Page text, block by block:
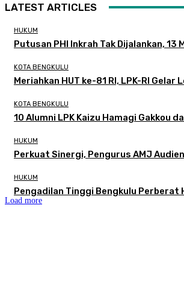
LATEST ARTICLES
HUKUM
Putusan PHI Inkrah Tak Dijalankan,
KOTA BENGKULU
Meriahkan HUT ke-81 RI, LPK-RI
KOTA BENGKULU
‎10 Alumni LPK Kaizu Hamagi Gakkou
HUKUM
Perkuat Sinergi, Pengurus AMJ
HUKUM
Pengadilan Tinggi Bengkulu Perberat
Load more